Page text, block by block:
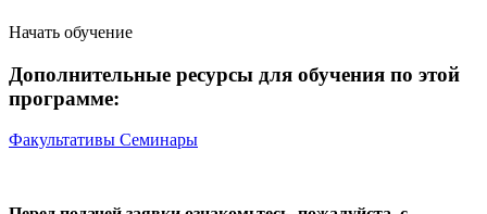
Начать обучение
Дополнительные ресурсы для обучения по этой
программе:
Факультативы Семинары